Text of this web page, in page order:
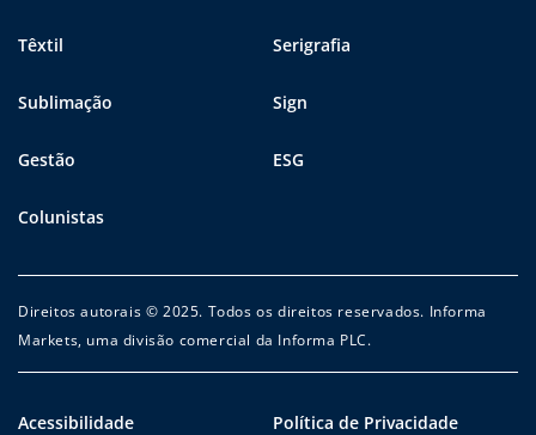
Têxtil Serigrafia
Sublimação Sign
Gestão ESG
Colunistas
Direitos autorais © 2025. Todos os direitos reservados. Informa
Markets, uma divisão comercial da Informa PLC.
Acessibilidade Política de Privacidade